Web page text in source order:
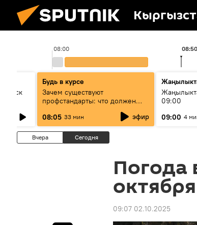
08:00 08:50
Будь в курсе
Зачем существуют
профстандарты: что должен
знать каждый специалист о
своей профессии
08:05 33 мин эфир
09:00
09:00 4
Вчера Сегодня
Погода
октября
09:07 02.10.2025